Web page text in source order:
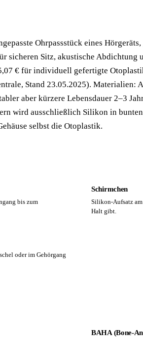
Ohrpassstück eines
sicheren Sitz, akustische Abdichtung
€ für individuell gefertigte
Stand 23.05.2025). Materialien:
aber kürzere Lebensdauer 2–3
wird ausschließlich Silikon in
selbst die Otoplastik.
bis zum
Schirmchen
Silikon-Aufsatz
Halt gibt.
oder im Gehörgang
BAHA (Bone-